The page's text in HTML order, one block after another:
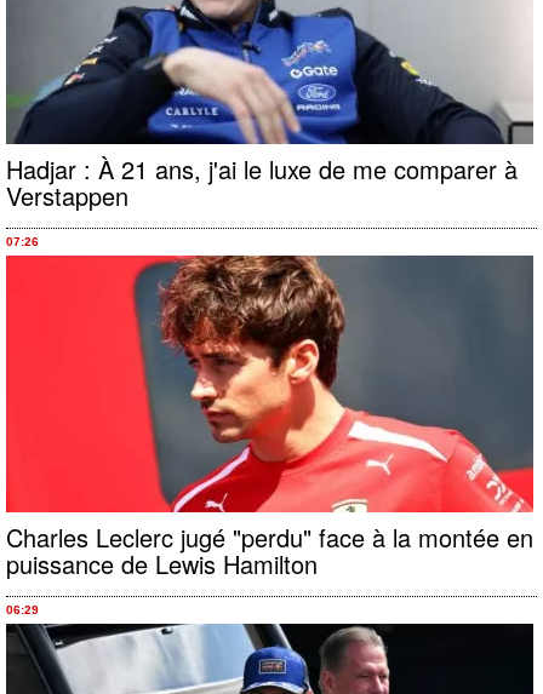
Hadjar : À 21 ans, j'ai le luxe de me comparer à
Verstappen
07:26
Charles Leclerc jugé "perdu" face à la montée en
puissance de Lewis Hamilton
06:29